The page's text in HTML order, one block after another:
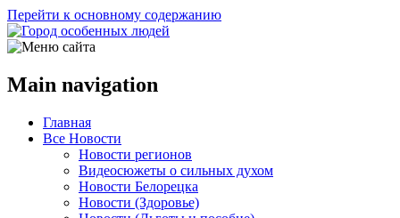
Перейти к основному содержанию
Main navigation
Главная
Все Новости
Новости регионов
Видеосюжеты о сильных духом
Новости Белорецка
Новости (Здоровье)